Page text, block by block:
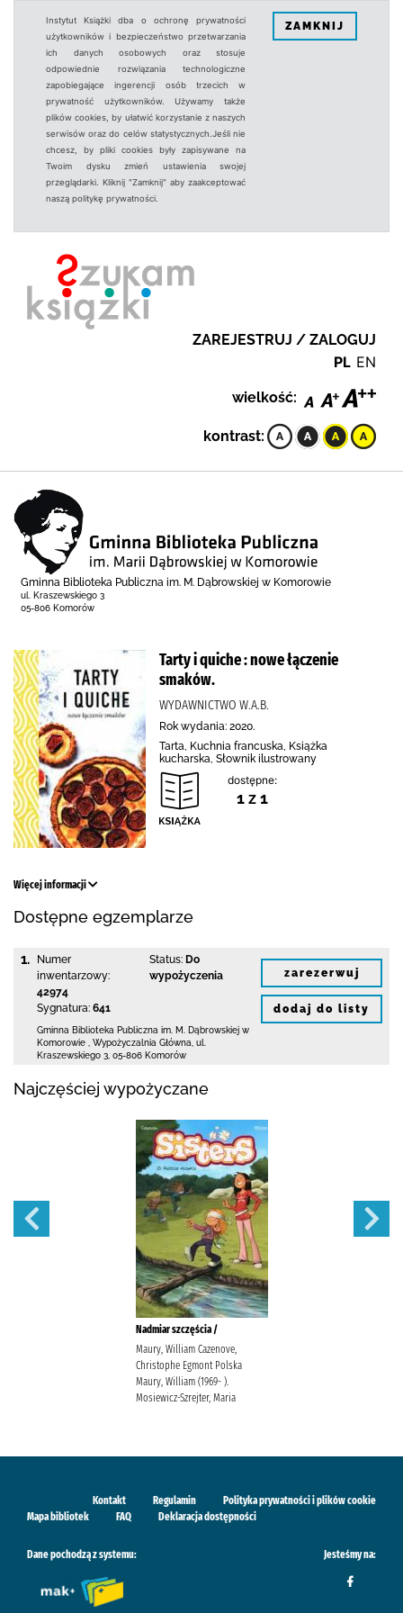
Instytut Książki dba o ochronę prywatności
użytkowników i bezpieczeństwo przetwarzania
ich danych osobowych oraz stosuje
odpowiednie rozwiązania technologiczne
zapobiegające ingerencji osób trzecich w
prywatność użytkowników. Używamy także
plików cookies, by ułatwić korzystanie z naszych
serwisów oraz do celów statystycznych.Jeśli nie
chcesz, by pliki cookies były zapisywane na
Twoim dysku zmień ustawienia swojej
przeglądarki. Kliknij "Zamknij" aby zaakceptować
naszą politykę prywatności.
ZAMKNIJ
ZAREJESTRUJ / ZALOGUJ
PL EN
wielkość:
kontrast:
Gminna Biblioteka Publiczna im. M. Dąbrowskiej w Komorowie
ul. Kraszewskiego 3
05-806 Komorów
Tarty i quiche : nowe łączenie
smaków.
WYDAWNICTWO W.A.B.
Rok wydania: 2020.
Tarta, Kuchnia francuska, Książka
kucharska, Słownik ilustrowany
dostępne:
1 z 1
Więcej informacji
Dostępne egzemplarze
1.
Numer
inwentarzowy:
42974
Sygnatura: 641
Status: Do
wypożyczenia
Gminna Biblioteka Publiczna im. M. Dąbrowskiej w
Komorowie
Wypożyczalnia Główna, ul.
Kraszewskiego 3 05-806 Komorów
zarezerwuj
dodaj do listy
Najczęściej wypożyczane
Nadmiar szczęścia /
Maury, William Cazenove,
Christophe Egmont Polska
Maury, William (1969- ).
Mosiewicz-Szrejter, Maria
Kontakt Regulamin
Polityka prywatności i plików cookie
Mapa bibliotek
FAQ Deklaracja dostępności
Dane pochodzą z systemu: Jesteśmy na: